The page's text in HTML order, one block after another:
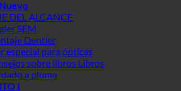
DEL ALCANCE
SEM
Dentler
especial para ópticas
sobre libros Libros
a pluma
I